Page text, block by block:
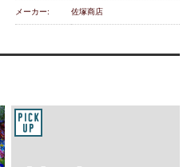
メーカー: 佐塚商店